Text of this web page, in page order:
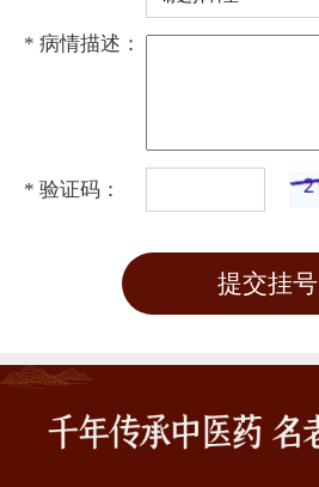
* 病情描述：
* 验证码：
提交挂号